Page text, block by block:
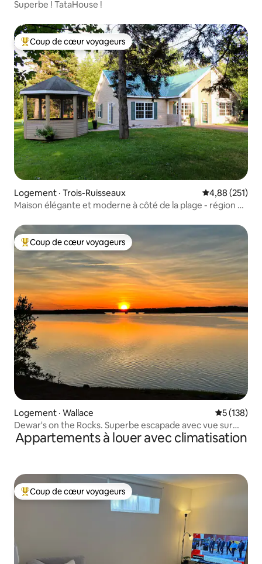
Superbe ! TataHouse !
Coup de cœur voyageurs parmi les plus aimés
Coup de cœur voyageurs
Logement · Trois-Ruisseaux Note
4,88 (251)
Maison élégante et moderne à côté de la plage - région du
Coup de cœur voyageurs parmi les plus aimés
Coup de cœur voyageurs
Logement · Wallace Note
5 (138)
Dewar's on the Rocks. Superbe escapade avec vue sur
l'eau
Appartements à louer avec climatisation
Coup de cœur voyageurs parmi les plus aimés
Coup de cœur voyageurs